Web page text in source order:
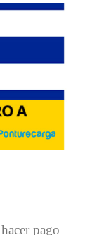
pago